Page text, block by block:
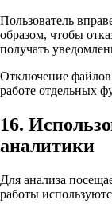
Пользователь
образом, чтобы
получать
Отключение файлов
работе отдельных
16.
аналитики
Для анализа
работы